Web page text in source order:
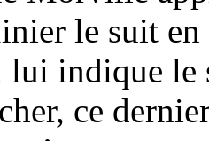
le suit en
indique le
ce